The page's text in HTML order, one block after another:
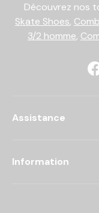
Découvrez nos
Skate Shoes,
3/2 homme,
Assistance
Information